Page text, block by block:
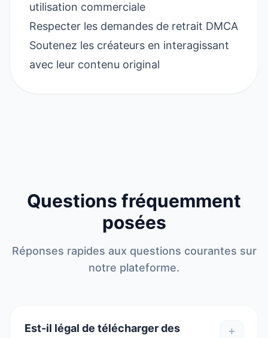
utilisation commerciale
Respecter les demandes de retrait DMCA
Soutenez les créateurs en interagissant
avec leur contenu original
Questions fréquemment
posées
Réponses rapides aux questions courantes sur
notre plateforme.
Est-il légal de télécharger des